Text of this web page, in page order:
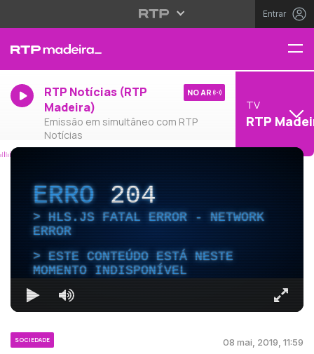
Entrar
RTP Notícias (RTP
Madeira)
Emissão em simultâneo com RTP
Notícias
NO AR
TV
RTP
ERRO204
HLS.JS FATAL ERROR - NETWORK
ERROR
ESTE CONTEÚDO ESTÁ NESTE
MOMENTO INDISPONÍVEL
SOCIEDADE 08 mai, 2019, 11:59